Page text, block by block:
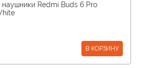
Redmi Buds 6 Pro
В КОРЗИНУ